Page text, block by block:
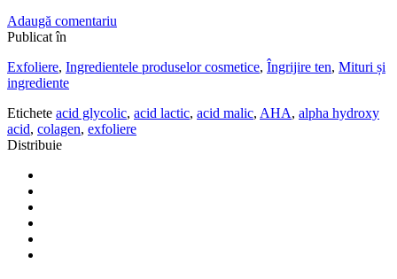
Adaugă comentariu
Publicat în
Exfoliere, Ingredientele produselor cosmetice, Îngrijire ten, Mituri și
ingrediente
Etichete acid glycolic, acid lactic, acid malic, AHA, alpha hydroxy
acid, colagen, exfoliere
Distribuie